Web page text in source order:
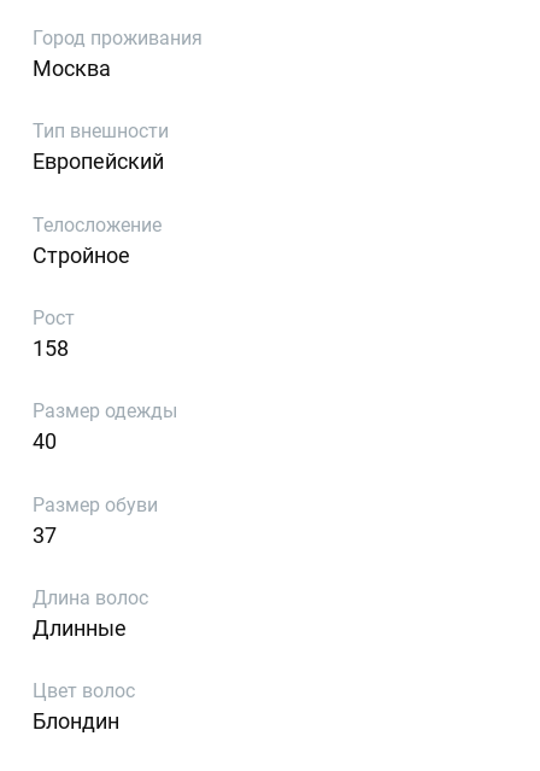
Город проживания
Москва
Тип внешности
Европейский
Телосложение
Стройное
Рост
158
Размер одежды
40
Размер обуви
37
Длина волос
Длинные
Цвет волос
Блондин